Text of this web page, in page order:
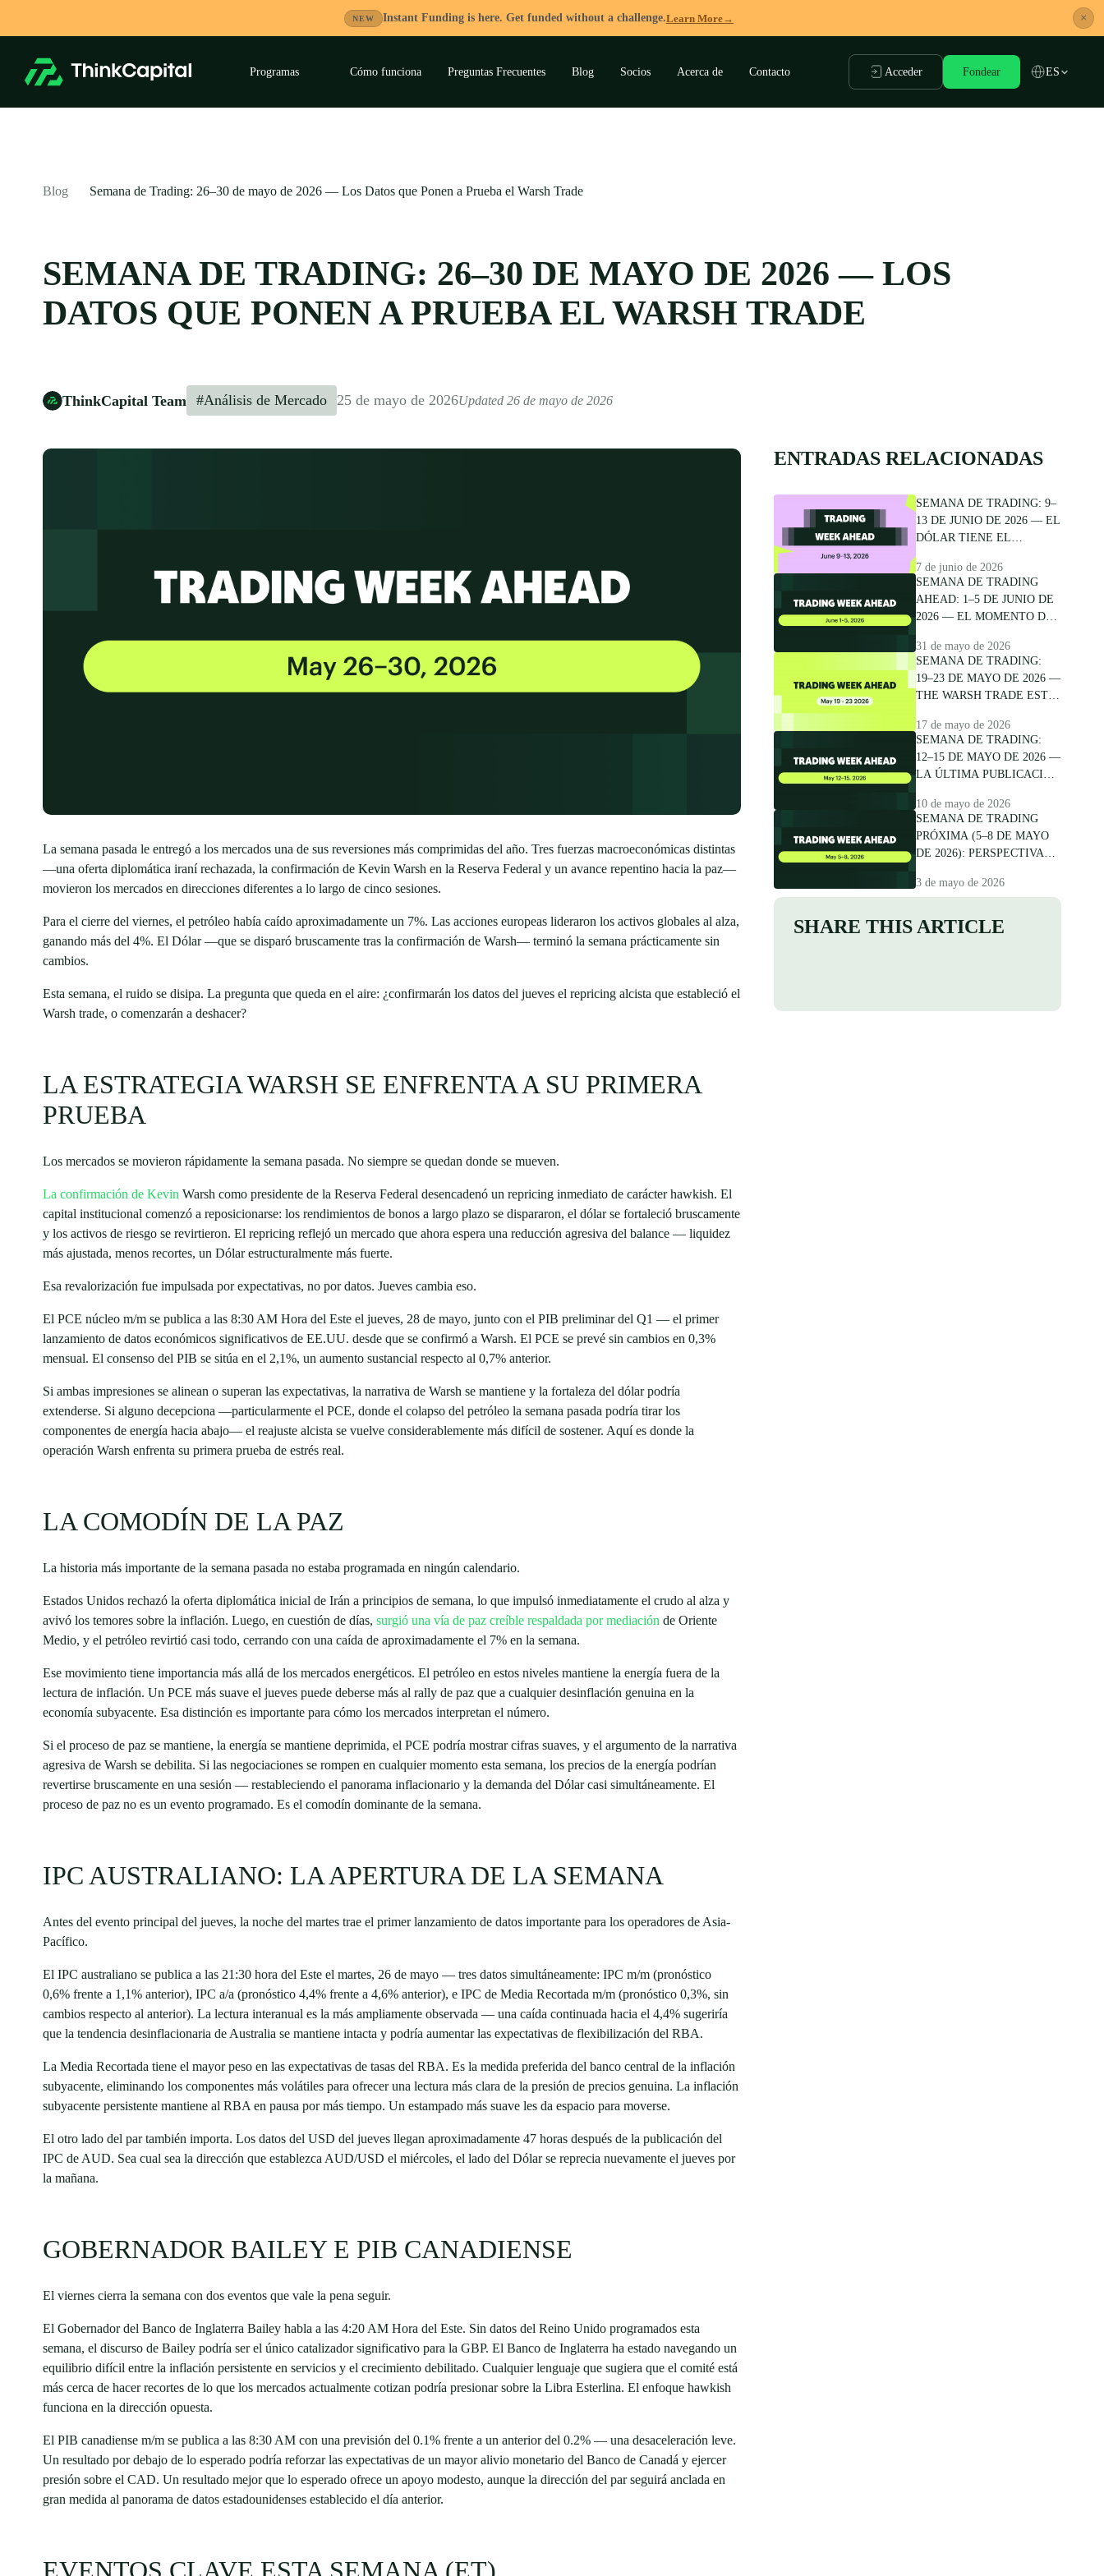
NEW Instant Funding is here. Get funded without a challenge.Learn More→ ×
Programas Cómo funciona Preguntas Frecuentes Blog Socios Acerca de Contacto Acceder Fondear ES
Blog Semana de Trading: 26–30 de mayo de 2026 — Los Datos que Ponen a Prueba el Warsh Trade
SEMANA DE TRADING: 26–30 DE MAYO DE 2026 — LOS
DATOS QUE PONEN A PRUEBA EL WARSH TRADE
ThinkCapital Team #Análisis de Mercado 25 de mayo de 2026Updated 26 de mayo de 2026
La semana pasada le entregó a los mercados una de sus reversiones más comprimidas del año. Tres fuerzas macroeconómicas distintas
—una oferta diplomática iraní rechazada, la confirmación de Kevin Warsh en la Reserva Federal y un avance repentino hacia la paz—
movieron los mercados en direcciones diferentes a lo largo de cinco sesiones.
Para el cierre del viernes, el petróleo había caído aproximadamente un 7%. Las acciones europeas lideraron los activos globales al alza,
ganando más del 4%. El Dólar —que se disparó bruscamente tras la confirmación de Warsh— terminó la semana prácticamente sin
cambios.
Esta semana, el ruido se disipa. La pregunta que queda en el aire: ¿confirmarán los datos del jueves el repricing alcista que estableció el
Warsh trade, o comenzarán a deshacer?
LA ESTRATEGIA WARSH SE ENFRENTA A SU PRIMERA
PRUEBA
Los mercados se movieron rápidamente la semana pasada. No siempre se quedan donde se mueven.
La confirmación de Kevin Warsh como presidente de la Reserva Federal desencadenó un repricing inmediato de carácter hawkish. El
capital institucional comenzó a reposicionarse: los rendimientos de bonos a largo plazo se dispararon, el dólar se fortaleció bruscamente
y los activos de riesgo se revirtieron. El repricing reflejó un mercado que ahora espera una reducción agresiva del balance — liquidez
más ajustada, menos recortes, un Dólar estructuralmente más fuerte.
Esa revalorización fue impulsada por expectativas, no por datos. Jueves cambia eso.
El PCE núcleo m/m se publica a las 8:30 AM Hora del Este el jueves, 28 de mayo, junto con el PIB preliminar del Q1 — el primer
lanzamiento de datos económicos significativos de EE.UU. desde que se confirmó a Warsh. El PCE se prevé sin cambios en 0,3%
mensual. El consenso del PIB se sitúa en el 2,1%, un aumento sustancial respecto al 0,7% anterior.
Si ambas impresiones se alinean o superan las expectativas, la narrativa de Warsh se mantiene y la fortaleza del dólar podría
extenderse. Si alguno decepciona —particularmente el PCE, donde el colapso del petróleo la semana pasada podría tirar los
componentes de energía hacia abajo— el reajuste alcista se vuelve considerablemente más difícil de sostener. Aquí es donde la
operación Warsh enfrenta su primera prueba de estrés real.
LA COMODÍN DE LA PAZ
La historia más importante de la semana pasada no estaba programada en ningún calendario.
Estados Unidos rechazó la oferta diplomática inicial de Irán a principios de semana, lo que impulsó inmediatamente el crudo al alza y
avivó los temores sobre la inflación. Luego, en cuestión de días, surgió una vía de paz creíble respaldada por mediación de Oriente
Medio, y el petróleo revirtió casi todo, cerrando con una caída de aproximadamente el 7% en la semana.
Ese movimiento tiene importancia más allá de los mercados energéticos. El petróleo en estos niveles mantiene la energía fuera de la
lectura de inflación. Un PCE más suave el jueves puede deberse más al rally de paz que a cualquier desinflación genuina en la
economía subyacente. Esa distinción es importante para cómo los mercados interpretan el número.
Si el proceso de paz se mantiene, la energía se mantiene deprimida, el PCE podría mostrar cifras suaves, y el argumento de la narrativa
agresiva de Warsh se debilita. Si las negociaciones se rompen en cualquier momento esta semana, los precios de la energía podrían
revertirse bruscamente en una sesión — restableciendo el panorama inflacionario y la demanda del Dólar casi simultáneamente. El
proceso de paz no es un evento programado. Es el comodín dominante de la semana.
IPC AUSTRALIANO: LA APERTURA DE LA SEMANA
Antes del evento principal del jueves, la noche del martes trae el primer lanzamiento de datos importante para los operadores de Asia-
Pacífico.
El IPC australiano se publica a las 21:30 hora del Este el martes, 26 de mayo — tres datos simultáneamente: IPC m/m (pronóstico
0,6% frente a 1,1% anterior), IPC a/a (pronóstico 4,4% frente a 4,6% anterior), e IPC de Media Recortada m/m (pronóstico 0,3%, sin
cambios respecto al anterior). La lectura interanual es la más ampliamente observada — una caída continuada hacia el 4,4% sugeriría
que la tendencia desinflacionaria de Australia se mantiene intacta y podría aumentar las expectativas de flexibilización del RBA.
La Media Recortada tiene el mayor peso en las expectativas de tasas del RBA. Es la medida preferida del banco central de la inflación
subyacente, eliminando los componentes más volátiles para ofrecer una lectura más clara de la presión de precios genuina. La inflación
subyacente persistente mantiene al RBA en pausa por más tiempo. Un estampado más suave les da espacio para moverse.
El otro lado del par también importa. Los datos del USD del jueves llegan aproximadamente 47 horas después de la publicación del
IPC de AUD. Sea cual sea la dirección que establezca AUD/USD el miércoles, el lado del Dólar se reprecia nuevamente el jueves por
la mañana.
GOBERNADOR BAILEY E PIB CANADIENSE
El viernes cierra la semana con dos eventos que vale la pena seguir.
El Gobernador del Banco de Inglaterra Bailey habla a las 4:20 AM Hora del Este. Sin datos del Reino Unido programados esta
semana, el discurso de Bailey podría ser el único catalizador significativo para la GBP. El Banco de Inglaterra ha estado navegando un
equilibrio difícil entre la inflación persistente en servicios y el crecimiento debilitado. Cualquier lenguaje que sugiera que el comité está
más cerca de hacer recortes de lo que los mercados actualmente cotizan podría presionar sobre la Libra Esterlina. El enfoque hawkish
funciona en la dirección opuesta.
El PIB canadiense m/m se publica a las 8:30 AM con una previsión del 0.1% frente a un anterior del 0.2% — una desaceleración leve.
Un resultado por debajo de lo esperado podría reforzar las expectativas de un mayor alivio monetario del Banco de Canadá y ejercer
presión sobre el CAD. Un resultado mejor que lo esperado ofrece un apoyo modesto, aunque la dirección del par seguirá anclada en
gran medida al panorama de datos estadounidenses establecido el día anterior.
ENTRADAS RELACIONADAS
SEMANA DE TRADING: 9–
13 DE JUNIO DE 2026 — EL
DÓLAR TIENE EL
BCE DECIDEN HASTA
DÓNDE LLEGA.
7 de junio de 2026
SEMANA DE TRADING
AHEAD: 1–5 DE JUNIO DE
2026 — EL MOMENTO DE
EL INFORME DE EMPLEOS
QUE PODRÍA INCLINAR
LA BALANZA
31 de mayo de 2026
SEMANA DE TRADING:
19–23 DE MAYO DE 2026 —
THE WARSH TRADE ESTÁ
17 de mayo de 2026
SEMANA DE TRADING:
12–15 DE MAYO DE 2026 —
LA ÚLTIMA PUBLICACIÓN
DE QUIEBRE DEL DÓLAR
10 de mayo de 2026
SEMANA DE TRADING
PRÓXIMA (5–8 DE MAYO
DE 2026): PERSPECTIVA
MOVIMIENTOS DEL USD
3 de mayo de 2026
SHARE THIS ARTICLE